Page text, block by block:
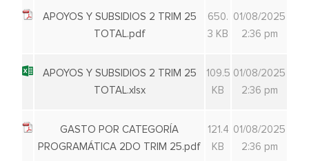
APOYOS Y SUBSIDIOS 2 TRIM 25
TOTAL.pdf
650.
3 KB
01/08/2025
2:36 pm
APOYOS Y SUBSIDIOS 2 TRIM 25
TOTAL.xlsx
109.5
KB
01/08/2025
2:36 pm
GASTO POR CATEGORÍA
PROGRAMÁTICA 2DO TRIM 25.pdf
121.4
KB
01/08/2025
2:36 pm